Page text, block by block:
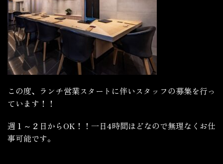
この度、ランチ営業スタートに伴いスタッフの募集を行っ
ています！！
週１～２日からOK！！一日4時間ほどなので無理なくお仕
事可能です。